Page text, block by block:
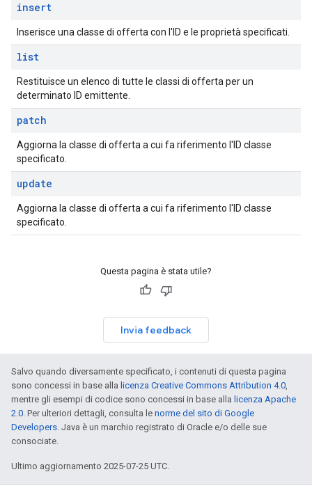
insert
Inserisce una classe di offerta con l'ID e le proprietà specificati.
list
Restituisce un elenco di tutte le classi di offerta per un
determinato ID emittente.
patch
Aggiorna la classe di offerta a cui fa riferimento l'ID classe
specificato.
update
Aggiorna la classe di offerta a cui fa riferimento l'ID classe
specificato.
Questa pagina è stata utile?
Invia feedback
Salvo quando diversamente specificato, i contenuti di questa pagina
sono concessi in base alla licenza Creative Commons Attribution 4.0,
mentre gli esempi di codice sono concessi in base alla licenza Apache
2.0. Per ulteriori dettagli, consulta le norme del sito di Google
Developers. Java è un marchio registrato di Oracle e/o delle sue
consociate.
Ultimo aggiornamento 2025-07-25 UTC.